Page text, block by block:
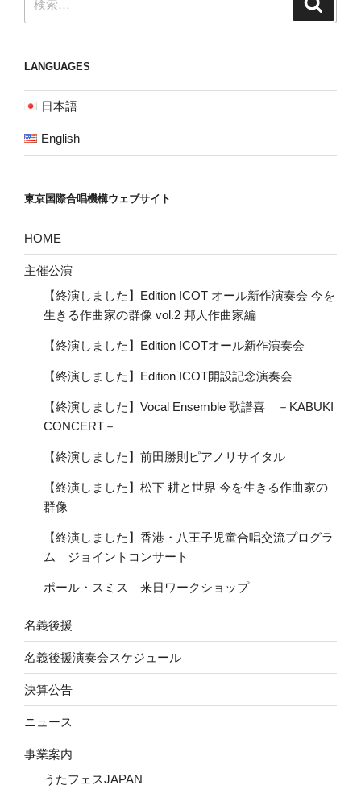
索:
LANGUAGES
日本語
English
東京国際合唱機構ウェブサイト
HOME
主催公演
【終演しました】Edition ICOT オール新作演奏会 今を
生きる作曲家の群像 vol.2 邦人作曲家編
【終演しました】Edition ICOTオール新作演奏会
【終演しました】Edition ICOT開設記念演奏会
【終演しました】Vocal Ensemble 歌譜喜 －KABUKI
CONCERT－
【終演しました】前田勝則ピアノリサイタル
【終演しました】松下 耕と世界 今を生きる作曲家の
群像
【終演しました】香港・八王子児童合唱交流プログラ
ム ジョイントコンサート
ポール・スミス 来日ワークショップ
名義後援
名義後援演奏会スケジュール
決算公告
ニュース
事業案内
うたフェスJAPAN